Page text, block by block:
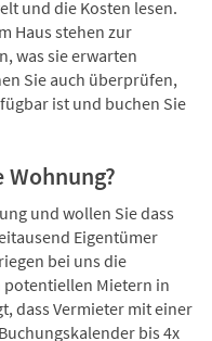
und die Kosten lesen.
Haus stehen zur
was sie erwarten
Sie auch überprüfen,
ist und buchen Sie
und wollen Sie dass
Eigentümer
bei uns die
Mietern in
dass Vermieter mit einer
bis 4x